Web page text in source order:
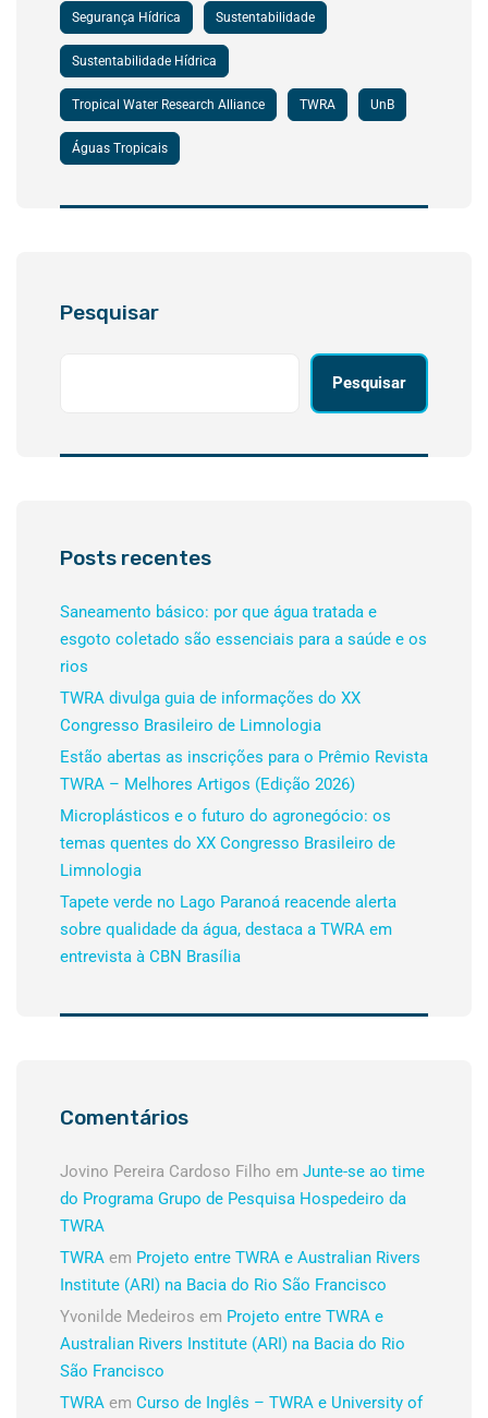
Segurança Hídrica Sustentabilidade
Sustentabilidade Hídrica
Tropical Water Research Alliance TWRA UnB
Águas Tropicais
Pesquisar
Pesquisar
Posts recentes
Saneamento básico: por que água tratada e
esgoto coletado são essenciais para a saúde e os
rios
TWRA divulga guia de informações do XX
Congresso Brasileiro de Limnologia
Estão abertas as inscrições para o Prêmio Revista
TWRA – Melhores Artigos (Edição 2026)
Microplásticos e o futuro do agronegócio: os
temas quentes do XX Congresso Brasileiro de
Limnologia
Tapete verde no Lago Paranoá reacende alerta
sobre qualidade da água, destaca a TWRA em
entrevista à CBN Brasília
Comentários
Jovino Pereira Cardoso Filho em Junte-se ao time
do Programa Grupo de Pesquisa Hospedeiro da
TWRA
TWRA em Projeto entre TWRA e Australian Rivers
Institute (ARI) na Bacia do Rio São Francisco
Yvonilde Medeiros em Projeto entre TWRA e
Australian Rivers Institute (ARI) na Bacia do Rio
São Francisco
TWRA em Curso de Inglês – TWRA e University of